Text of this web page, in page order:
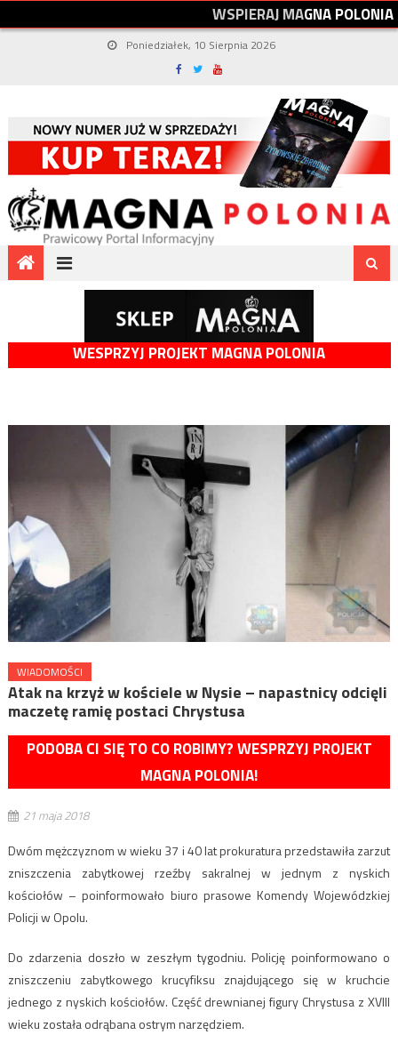
WSPIERAJMAGNAPOLONIA
Poniedziałek, 10 Sierpnia 2026
WESPRZYJ PROJEKT MAGNA POLONIA
WIADOMOŚCI
Atak na krzyż w kościele w Nysie – napastnicy odcięli
maczetę ramię postaci Chrystusa
PODOBA CI SIĘ TO CO ROBIMY? WESPRZYJ PROJEKT
MAGNA POLONIA!
21 maja 2018
Dwóm mężczyznom w wieku 37 i 40 lat prokuratura przedstawiła zarzut
zniszczenia zabytkowej rzeźby sakralnej w jednym z nyskich
kościołów – poinformowało biuro prasowe Komendy Wojewódzkiej
Policji w Opolu.
Do zdarzenia doszło w zeszłym tygodniu. Policję poinformowano o
zniszczeniu zabytkowego krucyfiksu znajdującego się w kruchcie
jednego z nyskich kościołów. Część drewnianej figury Chrystusa z XVIII
wieku została odrąbana ostrym narzędziem.